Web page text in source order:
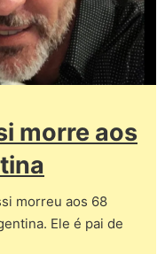
morre aos
morreu aos 68
Ele é pai de